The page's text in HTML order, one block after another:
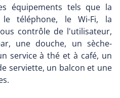
équipements tels que la
téléphone, le Wi-Fi, la
contrôle de l'utilisateur,
une douche, un sèche-
service à thé et à café, un
serviette, un balcon et une